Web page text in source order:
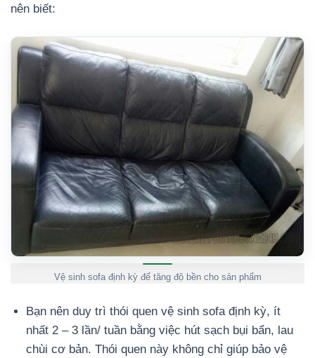
nên biết:
Vệ sinh sofa định kỳ để tăng độ bền cho sản phẩm
Bạn nên duy trì thói quen vệ sinh sofa định kỳ, ít
nhất 2 – 3 lần/ tuần bằng việc hút sạch bụi bẩn, lau
chùi cơ bản. Thói quen này không chỉ giúp bảo vệ